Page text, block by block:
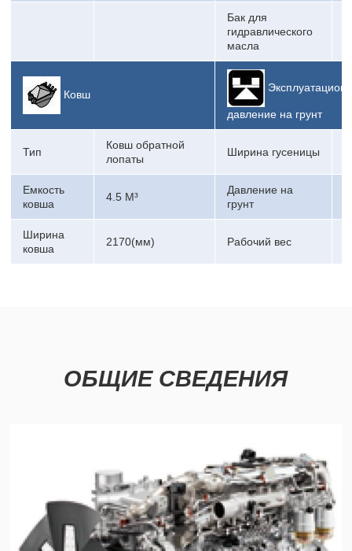
Бак для
гидравлического
масла
Ковш
давление на грунт
Тип
Ковш обратной
лопаты
Ширина гусеницы
Емкость
ковша
4.5 M³
Давление на
грунт
Ширина
ковша
2170(мм) Рабочий вес
ОБЩИЕ СВЕДЕНИЯ